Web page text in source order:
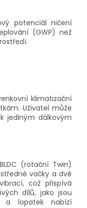
potenciál ničení
(GWP) než
klimatizační
Uživatel může
jediným dálkovým
(rotační Twin)
vačky a dvě
což přispívá
dílů, jako jsou
a lopatek nabízí